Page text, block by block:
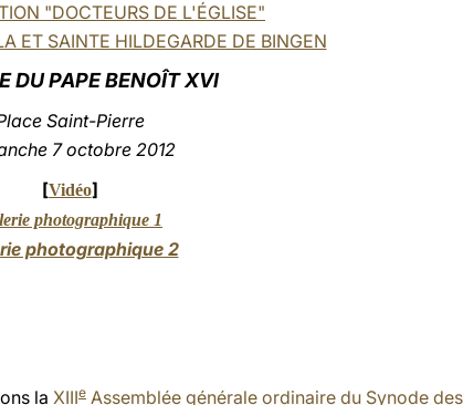
"DOCTEURS DE L'ÉGLISE"
ET SAINTE HILDEGARDE DE BINGEN
DU PAPE BENOÎT XVI
Saint-Pierre
7 octobre 2012
[Vidéo]
photographique 1
photographique 2
la XIIIe Assemblée générale ordinaire du Synode